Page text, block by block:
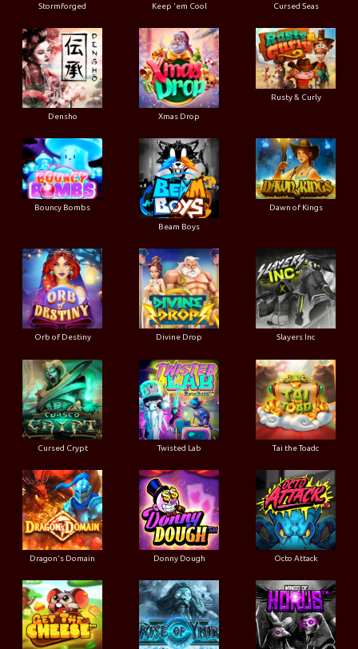
Stormforged Keep 'em Cool Cursed Seas
Densho Xmas Drop
Rusty & Curly
Bouncy Bombs
Beam Boys
Dawn of Kings
Orb of Destiny Divine Drop Slayers Inc
Cursed Crypt Twisted Lab Tai the Toadc
Dragon's Domain Donny Dough Octo Attack